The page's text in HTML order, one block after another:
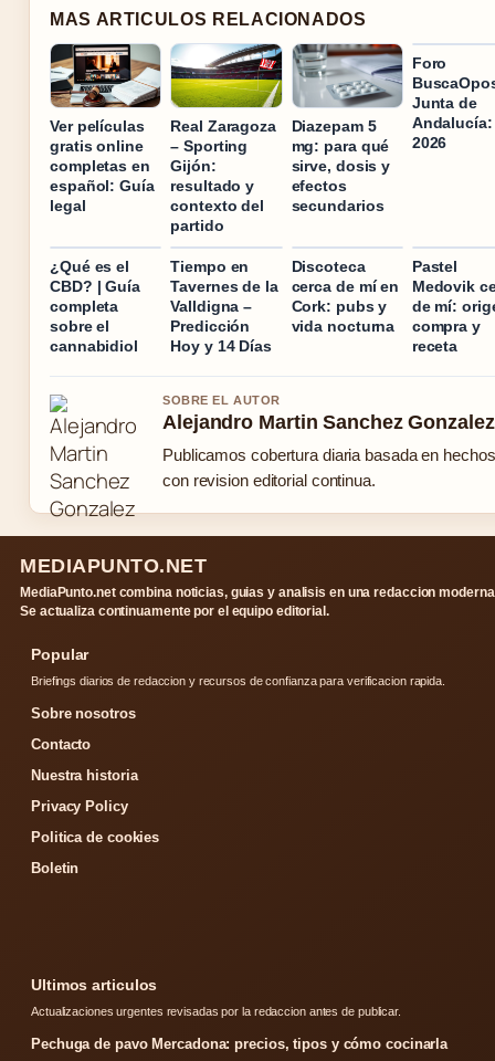
MAS ARTICULOS RELACIONADOS
Ver películas
gratis online
completas en
español: Guía
legal
Real Zaragoza
– Sporting
Gijón:
resultado y
contexto del
partido
Diazepam 5
mg: para qué
sirve, dosis y
efectos
secundarios
Foro
Junta de
Andalucía:
2026
¿Qué es el
CBD? | Guía
completa
sobre el
cannabidiol
Tiempo en
Tavernes de la
Valldigna –
Predicción
Hoy y 14 Días
Discoteca
cerca de mí en
Cork: pubs y
vida nocturna
Pastel
Medovik
de mí:
compra y
receta
SOBRE EL AUTOR
Alejandro Martin Sanchez Gonzalez
Publicamos cobertura diaria basada en hechos
con revision editorial continua.
MEDIAPUNTO.NET
MediaPunto.net combina noticias, guias y analisis en una redaccion
Se actualiza continuamente por el equipo editorial.
Popular
Briefings diarios de redaccion y recursos de confianza para verificacion rapida.
Sobre nosotros
Contacto
Nuestra historia
Privacy Policy
Politica de cookies
Boletin
Ultimos articulos
Actualizaciones urgentes revisadas por la redaccion antes de publicar.
Pechuga de pavo Mercadona: precios, tipos y cómo cocinarla